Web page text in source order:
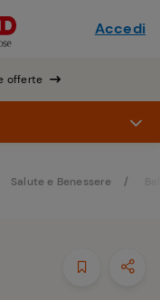
offerte
Accedi
Salute e Benessere